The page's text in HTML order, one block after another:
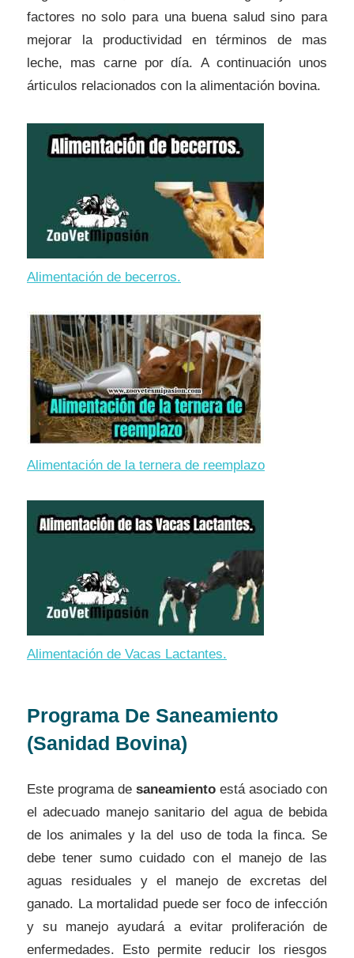
factores no solo para una buena salud sino para
mejorar la productividad en términos de mas
leche, mas carne por día. A continuación unos
árticulos relacionados con la alimentación bovina.
Alimentación de becerros.
Alimentación de la ternera de reemplazo
Alimentación de Vacas Lactantes.
Programa De Saneamiento
(Sanidad Bovina)
Este programa de saneamiento está asociado con
el adecuado manejo sanitario del agua de bebida
de los animales y la del uso de toda la finca. Se
debe tener sumo cuidado con el manejo de las
aguas residuales y el manejo de excretas del
ganado. La mortalidad puede ser foco de infección
y su manejo ayudará a evitar proliferación de
enfermedades. Esto permite reducir los riesgos